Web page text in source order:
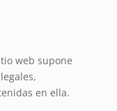
web supone
en ella.